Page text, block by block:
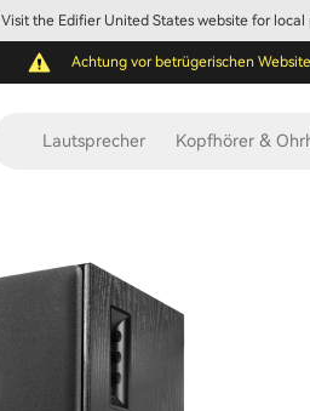
Visit the Edifier United States website for
Achtung vor betrügerischen
Lautsprecher Kopfhörer &